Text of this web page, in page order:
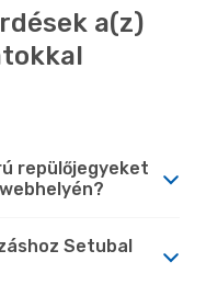
a(z)
repülőjegyeket
Setubal